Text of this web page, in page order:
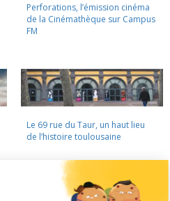
Perforations, l’émission cinéma
de la Cinémathèque sur Campus
FM
Le 69 rue du Taur, un haut lieu
de l’histoire toulousaine